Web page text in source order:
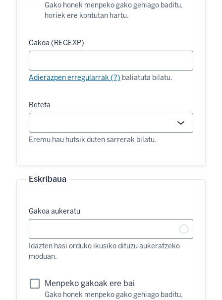
Gako honek menpeko gako gehiago baditu,
horiek ere kontutan hartu.
Gakoa (REGEXP)
Adierazpen erregularrak (?) baliatuta bilatu.
Beteta
Eremu hau hutsik duten sarrerak bilatu.
Eskribaua
Gakoa aukeratu
Idazten hasi orduko ikusiko dituzu aukeratzeko
moduan.
Menpeko gakoak ere bai
Gako honek menpeko gako gehiago baditu,